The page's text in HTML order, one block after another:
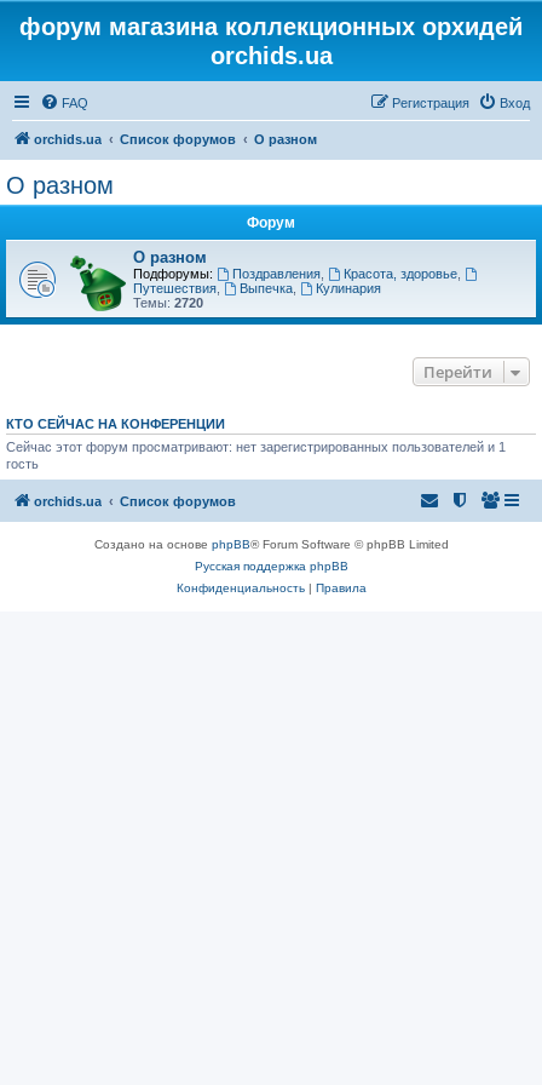
форум магазина коллекционных орхидей
orchids.ua
FAQ Вход
Регистрация
orchids.ua Список форумов О разном
О разном
Форум
О разном
Подфорумы: Поздравления, Красота, здоровье,
Путешествия
Выпечка,
Кулинария
Темы: 2720
Перейти
КТО СЕЙЧАС НА КОНФЕРЕНЦИИ
Сейчас этот форум просматривают: нет зарегистрированных пользователей и 1
гость
orchids.ua Список форумов
Создано на основе phpBB® Forum Software © phpBB Limited
Русская поддержка phpBB
Конфиденциальность| Правила